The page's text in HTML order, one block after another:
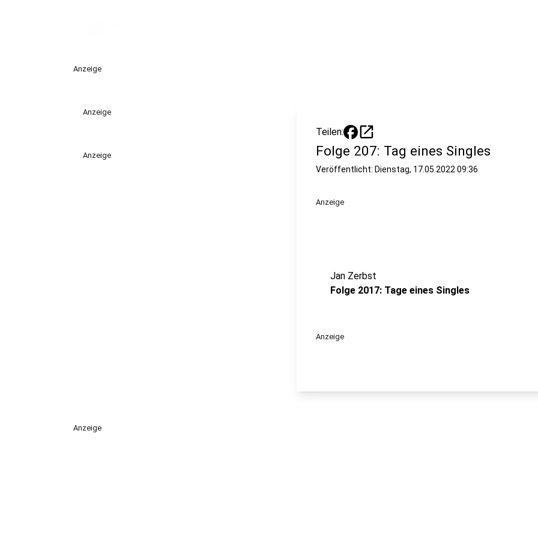
Anzeige
Anzeige
Anzeige
Teilen: open_in_new
Folge 207: Tag eines Singles
Veröffentlicht: Dienstag, 17.05.2022 09:36
Anzeige
Jan Zerbst
Folge 2017: Tage eines Singles
Anzeige
Anzeige